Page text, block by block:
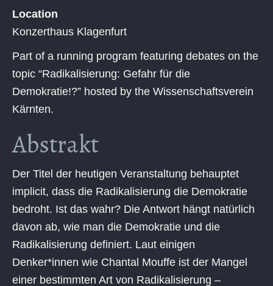
Location
Konzerthaus Klagenfurt
Part of a running program featuring debates on the
topic “Radikalisierung: Gefahr für die
Demokratie!?” hosted by the Wissenschaftsverein
Kärnten.
Abstrakt
Der Titel der heutigen Veranstaltung behauptet
implicit, dass die Radikalisierung die Demokratie
bedroht. Ist das wahr? Die Antwort hängt natürlich
davon ab, wie man die Demokratie und die
Radikalisierung definiert. Laut einigen
Denker*innen wie Chantal Mouffe ist der Mangel
einer bestimmten Art von Radikalisierung –